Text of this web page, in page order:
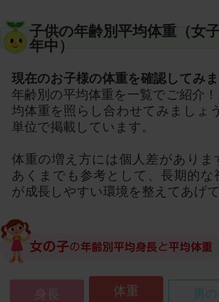
子供の年齢別平均体重（女
年中）
現在のお子様の体重を確認してみ
年齢別の平均体重を一覧でご紹介
均体重を照らし合わせてみましょ
単位で掲載しています。
体重の増え方には個人差がありま
あくまでも参考として、長期的な
が成長しやすい環境を整えてあげ
身長 体重 男